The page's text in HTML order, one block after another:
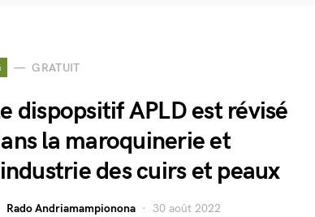
GRATUIT
dispopsitif APLD est révisé
la maroquinerie et
des cuirs et peaux
Rado Andriamampionona 30 août 2022